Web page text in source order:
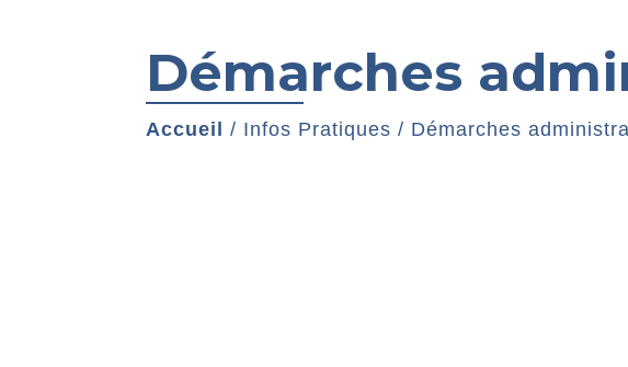
Démarches
Accueil / Infos Pratiques / Démarches